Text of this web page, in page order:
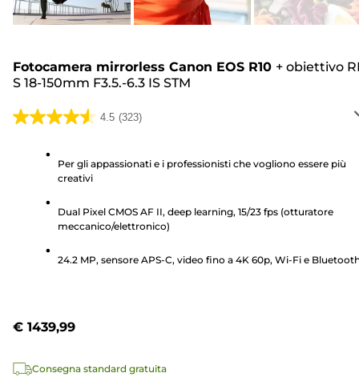
Fotocamera mirrorless Canon EOS R10 + obiettivo
S 18-150mm F3.5.-6.3 IS STM
4.5 (323)
4.5
recensioni
Per gli appassionati e i professionisti che vogliono essere più
creativi
Dual Pixel CMOS AF II, deep learning, 15/23 fps (otturatore
meccanico/elettronico)
24.2 MP, sensore APS-C, video fino a 4K 60p, Wi-Fi e
€ 1439,99
Consegna standard gratuita